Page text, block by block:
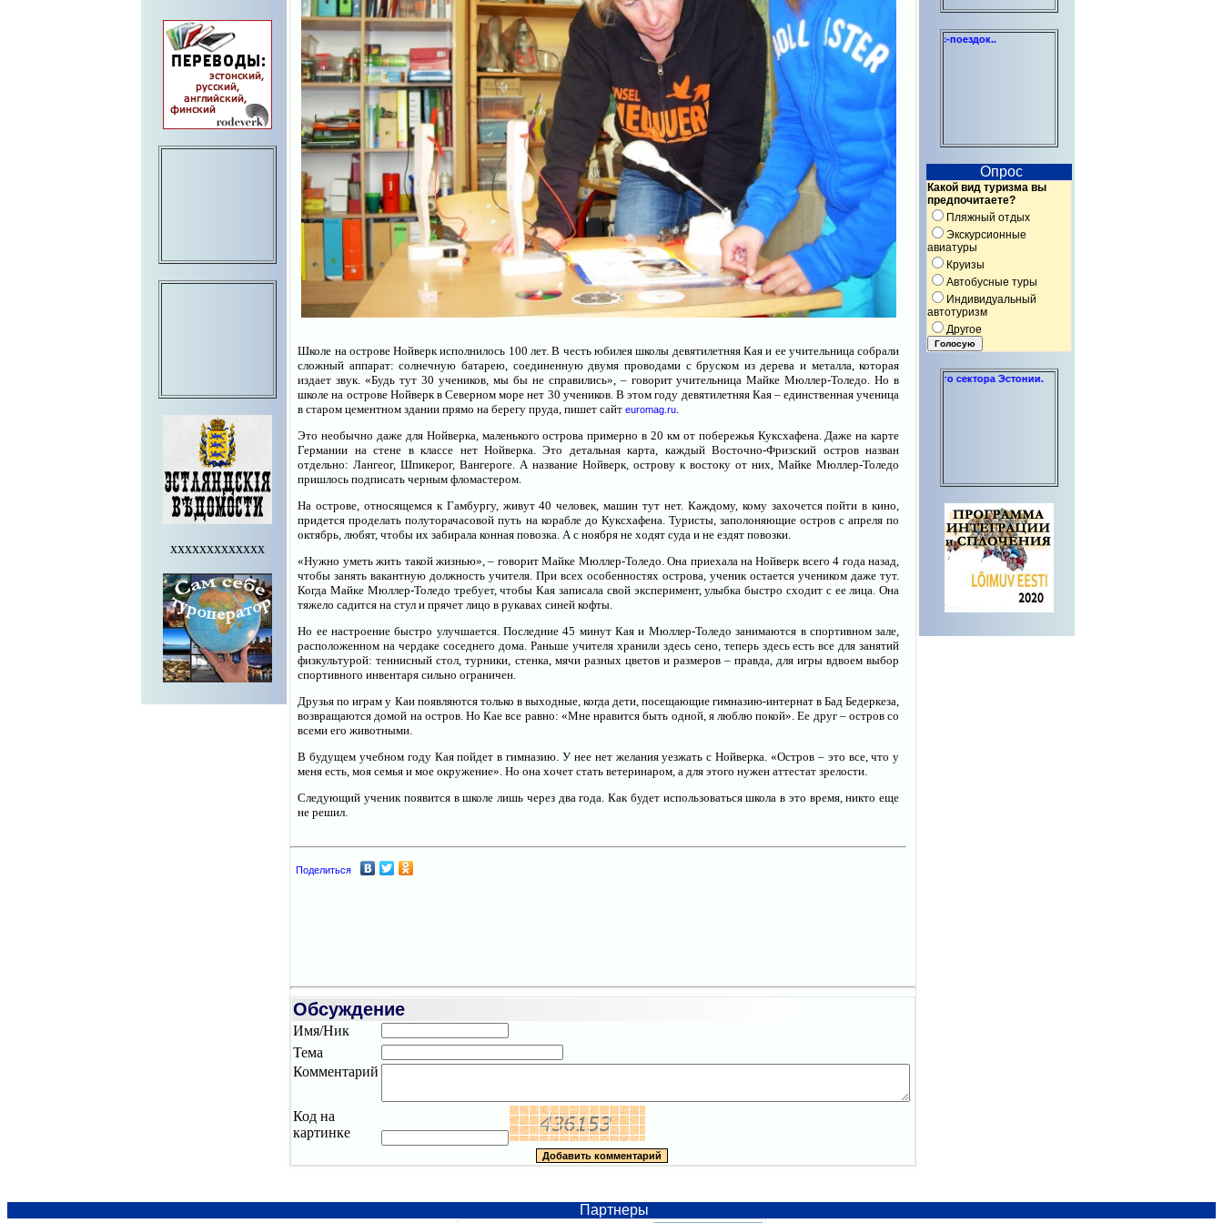
xxxxxxxxxxxxx
Школе на острове Нойверк исполнилось 100 лет. В честь юбилея школы девятилетняя Кая и ее учительница собрали
сложный аппарат: солнечную батарею, соединенную двумя проводами с бруском из дерева и металла, которая
издает звук. «Будь тут 30 учеников, мы бы не справились», – говорит учительница Майке Мюллер-Толедо. Но в
школе на острове Нойверк в Северном море нет 30 учеников. В этом году девятилетняя Кая – единственная ученица
в старом цементном здании прямо на берегу пруда, пишет сайтeuromag.ru.
Это необычно даже для Нойверка, маленького острова примерно в 20 км от побережья Куксхафена. Даже на карте
Германии на стене в классе нет Нойверка. Это детальная карта, каждый Восточно-Фризский остров назван
отдельно: Лангеог, Шпикерог, Вангероге. А название Нойверк, острову к востоку от них, Майке Мюллер-Толедо
пришлось подписать черным фломастером.
На острове, относящемся к Гамбургу, живут 40 человек, машин тут нет. Каждому, кому захочется пойти в кино,
придется проделать полуторачасовой путь на корабле до Куксхафена. Туристы, заполоняющие остров с апреля по
октябрь, любят, чтобы их забирала конная повозка. А с ноября не ходят суда и не ездят повозки.
«Нужно уметь жить такой жизнью», – говорит Майке Мюллер-Толедо. Она приехала на Нойверк всего 4 года назад,
чтобы занять вакантную должность учителя. При всех особенностях острова, ученик остается учеником даже тут.
Когда Майке Мюллер-Толедо требует, чтобы Кая записала свой эксперимент, улыбка быстро сходит с ее лица. Она
тяжело садится на стул и прячет лицо в рукавах синей кофты.
Но ее настроение быстро улучшается. Последние 45 минут Кая и Мюллер-Толедо занимаются в спортивном зале,
расположенном на чердаке соседнего дома. Раньше учителя хранили здесь сено, теперь здесь есть все для занятий
физкультурой: теннисный стол, турники, стенка, мячи разных цветов и размеров – правда, для игры вдвоем выбор
спортивного инвентаря сильно ограничен.
Друзья по играм у Каи появляются только в выходные, когда дети, посещающие гимназию-интернат в Бад Бедеркеза,
возвращаются домой на остров. Но Кае все равно: «Мне нравится быть одной, я люблю покой». Ее друг – остров со
всеми его животными.
В будущем учебном году Кая пойдет в гимназию. У нее нет желания уезжать с Нойверка. «Остров – это все, что у
меня есть, моя семья и мое окружение». Но она хочет стать ветеринаром, а для этого нужен аттестат зрелости.
Следующий ученик появится в школе лишь через два года. Как будет использоваться школа в это время, никто еще
не решил.
Поделиться
Обсуждение
Имя/Ник
Тема
Комментарий
Код на
картинке
Индивидуальные консультации по организации отдыха и бизнес-поездок..
Опрос
Какой вид туризма вы
предпочитаете?
Пляжный отдых
Экскурсионные
авиатуры
Круизы
Автобусные туры
Индивидуальный
автотуризм
Другое
Создание и администрирование сайтов для некоммерческого сектора Эстонии.
Партнеры